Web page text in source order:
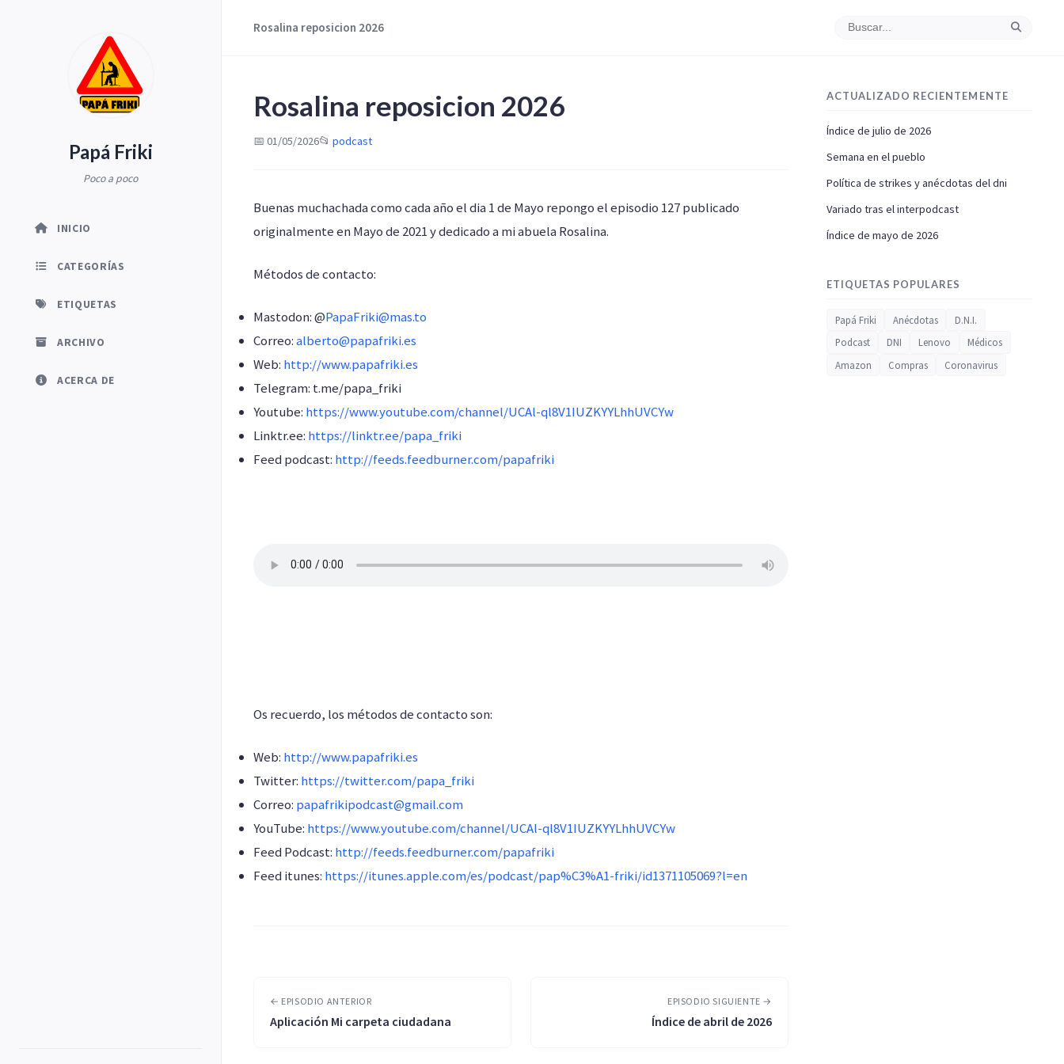
Papá Friki
Poco a poco
INICIO
CATEGORÍAS
ETIQUETAS
ARCHIVO
ACERCA DE
Rosalina reposicion 2026
Rosalina reposicion 2026
📅 01/05/2026📂 podcast
Buenas muchachada como cada año el dia 1 de Mayo repongo el episodio 127 publicado
originalmente en Mayo de 2021 y dedicado a mi abuela Rosalina.
Métodos de contacto:
Mastodon: @PapaFriki@mas.to
Correo:alberto@papafriki.es
Web: http://www.papafriki.es
Telegram: t.me/papa_friki
Youtube: https://www.youtube.com/channel/UCAl-ql8V1IUZKYYLhhUVCYw
Linktr.ee: https://linktr.ee/papa_friki
Feed podcast: http://feeds.feedburner.com/papafriki
Os recuerdo, los métodos de contacto son:
Web: http://www.papafriki.es
Twitter: https://twitter.com/papa_friki
Correo: papafrikipodcast@gmail.com
YouTube: https://www.youtube.com/channel/UCAl-ql8V1IUZKYYLhhUVCYw
Feed Podcast: http://feeds.feedburner.com/papafriki
Feed itunes: https://itunes.apple.com/es/podcast/pap%C3%A1-friki/id1371105069?l=en
← EPISODIO ANTERIOR
Aplicación Mi carpeta ciudadana
EPISODIO SIGUIENTE →
Índice de abril de 2026
ACTUALIZADO RECIENTEMENTE
Índice de julio de 2026
Semana en el pueblo
Política de strikes y anécdotas del dni
Variado tras el interpodcast
Índice de mayo de 2026
ETIQUETAS POPULARES
Papá Friki Anécdotas
D.N.I.
Podcast
DNI Lenovo
Médicos
Amazon
Compras Coronavirus